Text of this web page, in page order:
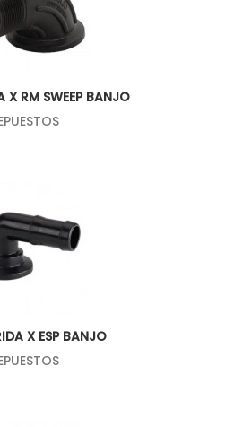
X RM SWEEP BANJO
X ESP BANJO